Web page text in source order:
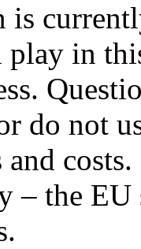
is
in
do not
– the